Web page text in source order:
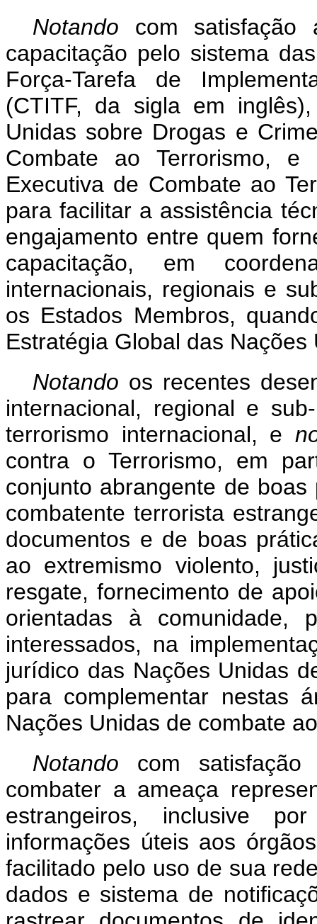
Notando com
capacitação pelo sistema
Força-Tarefa de
(CTITF, da sigla em
Unidas sobre Drogas e
Combate ao Terrorismo,
Executiva de Combate ao
para facilitar a assistência
engajamento entre quem
capacitação, em
internacionais, regionais e
os Estados Membros,
Estratégia Global das
Notando os recentes
internacional, regional e
terrorismo internacional, e
contra o Terrorismo, em
conjunto abrangente de
combatente terrorista
documentos e de boas
ao extremismo violento,
resgate, fornecimento de
orientadas à comunidade,
interessados, na
jurídico das Nações Unidas
para complementar nestas
Nações Unidas de combate
Notando com
combater a ameaça
estrangeiros, inclusive
informações úteis aos
facilitado pelo uso de sua
dados e sistema de